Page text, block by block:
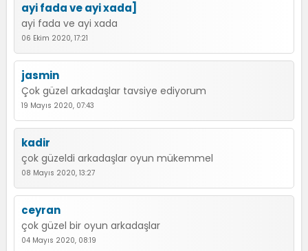
ayi fada ve ayi xada]
ayi fada ve ayi xada
06 Ekim 2020, 17:21
jasmin
Çok güzel arkadaşlar tavsiye ediyorum
19 Mayıs 2020, 07:43
kadir
çok güzeldi arkadaşlar oyun mükemmel
08 Mayıs 2020, 13:27
ceyran
çok güzel bir oyun arkadaşlar
04 Mayıs 2020, 08:19